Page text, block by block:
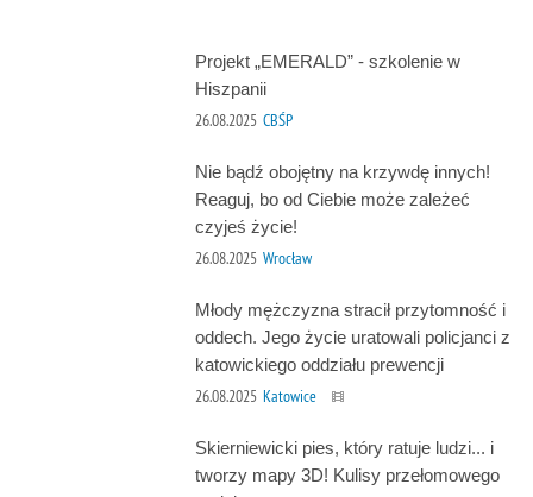
Projekt „EMERALD” - szkolenie w
Hiszpanii
26.08.2025 CBŚP
Nie bądź obojętny na krzywdę innych!
Reaguj, bo od Ciebie może zależeć
czyjeś życie!
26.08.2025 Wrocław
Młody mężczyzna stracił przytomność i
oddech. Jego życie uratowali policjanci z
katowickiego oddziału prewencji
26.08.2025 Katowice
Skierniewicki pies, który ratuje ludzi... i
tworzy mapy 3D! Kulisy przełomowego